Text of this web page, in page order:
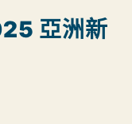
亞洲新